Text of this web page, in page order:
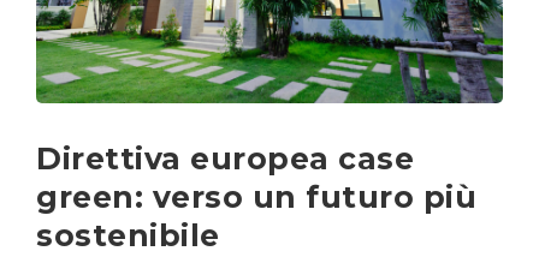
Direttiva europea case
green: verso un futuro più
sostenibile